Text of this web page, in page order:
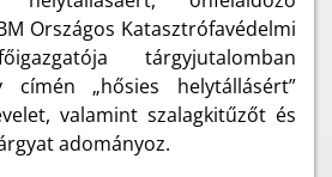
Országos Katasztrófavédelmi
tárgyjutalomban
címén „hősies helytállásért”
valamint szalagkitűzőt és
adományoz.